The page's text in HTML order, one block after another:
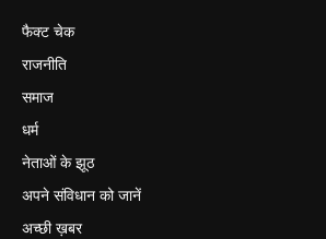
फैक्ट चेक
राजनीति
समाज
धर्म
नेताओं के झूठ
अपने संविधान को जानें
अच्छी ख़बर